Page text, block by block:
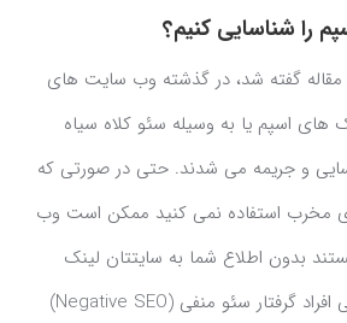
را شناسایی کنیم؟
مقاله گفته شد، در گذشته وب سایت های
های اسپم یا به وسیله سئو کلاه سیاه
و جریمه می شدند. حتی در صورتی که
مخرب استفاده نمی کنید ممکن است وب
بدون اطلاع شما به سایتتان لینک
دهند. علاوه بر این، برخی افراد گرفتار سئو منفی (Negative SEO)